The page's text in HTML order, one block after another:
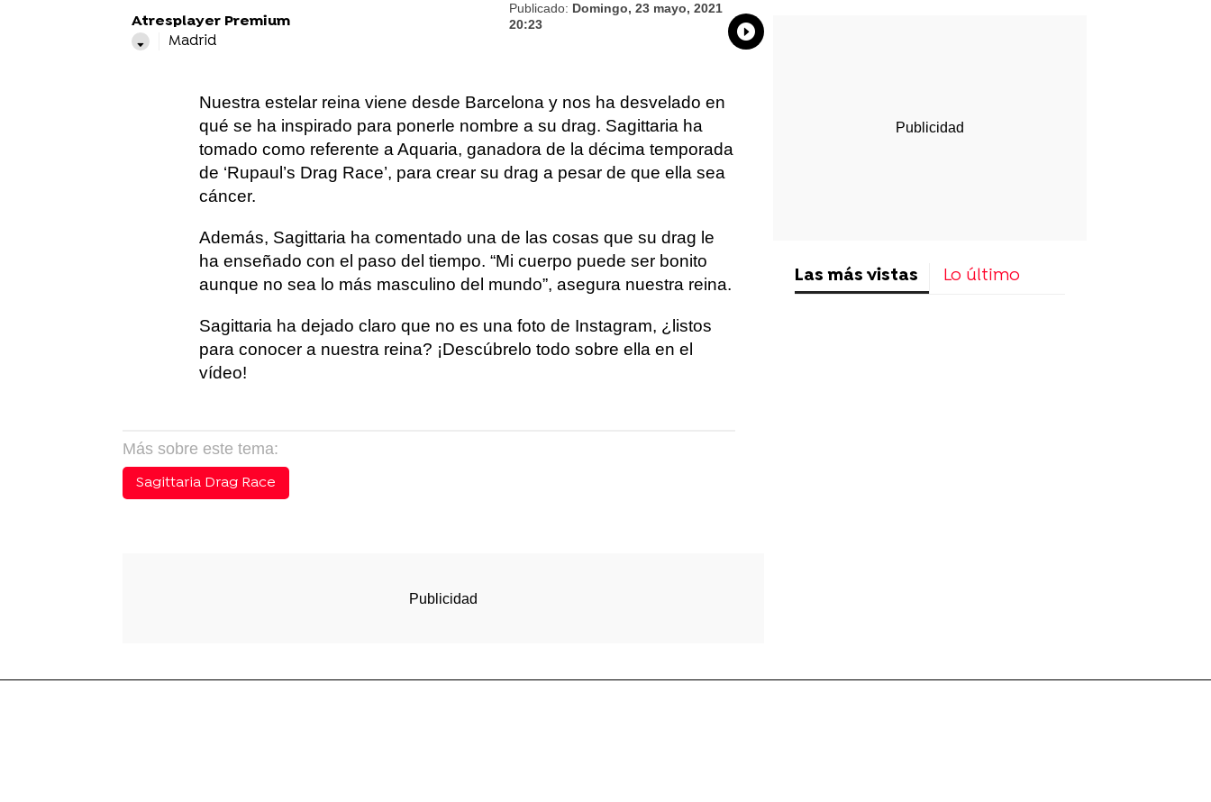
Atresplayer Premium
Madrid
Publicado: Domingo, 23 mayo, 2021
20:23
Whatsapp
Compartir
Nuestra estelar reina viene desde Barcelona y nos ha desvelado en
qué se ha inspirado para ponerle nombre a su drag. Sagittaria ha
tomado como referente a Aquaria, ganadora de la décima temporada
de ‘Rupaul’s Drag Race’, para crear su drag a pesar de que ella sea
cáncer.
Además, Sagittaria ha comentado una de las cosas que su drag le
ha enseñado con el paso del tiempo. “Mi cuerpo puede ser bonito
aunque no sea lo más masculino del mundo”, asegura nuestra reina.
Sagittaria ha dejado claro que no es una foto de Instagram, ¿listos
para conocer a nuestra reina? ¡Descúbrelo todo sobre ella en el
vídeo!
Más sobre este tema:
Sagittaria Drag Race
Las más vistas Lo último